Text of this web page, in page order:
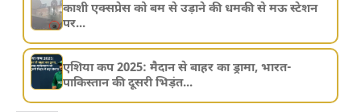
काशी एक्सप्रेस को बम से उड़ाने की धमकी से मऊ स्टेशन
पर...
एशिया कप 2025: मैदान से बाहर का ड्रामा, भारत-
पाकिस्तान की दूसरी भिड़ंत...